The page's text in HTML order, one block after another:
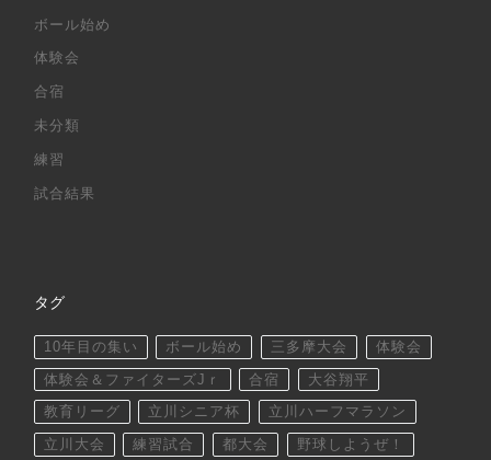
ボール始め
体験会
合宿
未分類
練習
試合結果
タグ
10年目の集い ボール始め 三多摩大会 体験会
体験会＆ファイターズJｒ 合宿 大谷翔平
教育リーグ 立川シニア杯 立川ハーフマラソン
立川大会 練習試合 都大会 野球しようぜ！